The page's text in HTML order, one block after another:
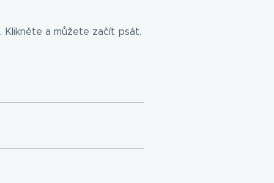
a můžete začít psát.